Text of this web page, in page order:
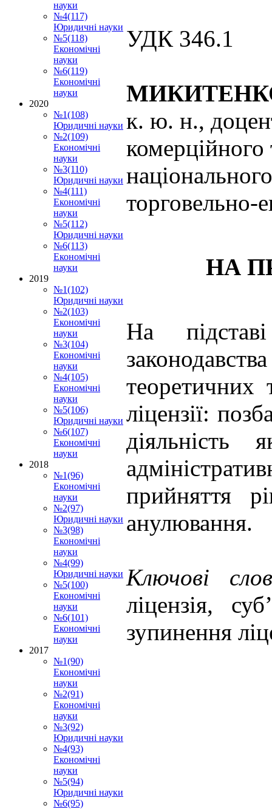
УДК 346.1
к. ю. н.,
комерційного
національного
торговельно-
НА
На
теоретичних
ліцензії:
діяльність
прийняття
анулювання.
Ключові
ліцензія,
зупинення
науки
№4(117)
Юридичні науки
№5(118)
Економічні
науки
№6(119)
Економічні
науки
2020
№1(108)
Юридичні науки
№2(109)
Економічні
науки
№3(110)
Юридичні науки
№4(111)
Економічні
науки
№5(112)
Юридичні науки
№6(113)
Економічні
науки
2019
№1(102)
Юридичні науки
№2(103)
Економічні
науки
№3(104)
Економічні
науки
№4(105)
Економічні
науки
№5(106)
Юридичні науки
№6(107)
Економічні
науки
2018
№1(96)
Економічні
науки
№2(97)
Юридичні науки
№3(98)
Економічні
науки
№4(99)
Юридичні науки
№5(100)
Економічні
науки
№6(101)
Економічні
науки
2017
№1(90)
Економічні
науки
№2(91)
Економічні
науки
№3(92)
Юридичні науки
№4(93)
Економічні
науки
№5(94)
Юридичні науки
№6(95)